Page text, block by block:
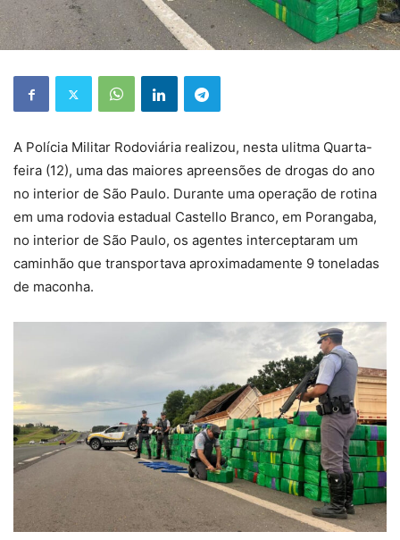
A Polícia Militar Rodoviária realizou, nesta ulitma Quarta-
feira (12), uma das maiores apreensões de drogas do ano
no interior de São Paulo. Durante uma operação de rotina
em uma rodovia estadual Castello Branco, em Porangaba,
no interior de São Paulo, os agentes interceptaram um
caminhão que transportava aproximadamente 9 toneladas
de maconha.